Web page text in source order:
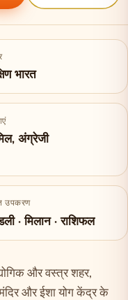
भारत
अंग्रेजी
उपकरण
· मिलान · राशिफल
और वस्त्र शहर,
और ईशा योग केंद्र के